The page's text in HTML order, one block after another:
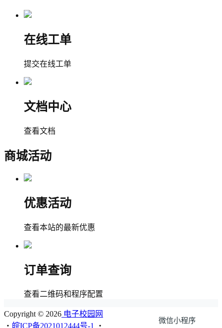
在线工单
提交在线工单
文档中心
查看文档
商城活动
优惠活动
查看本站的最新优惠
订单查询
查看二维码和程序配置
微信小程序
Copyright © 2026 电子校园网
・ 皖ICP备2021012444号-1 ・